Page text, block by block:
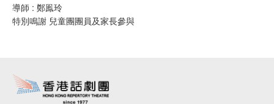
導師 : 鄭鳯玲
特別鳴謝 兒童團團員及家長參與